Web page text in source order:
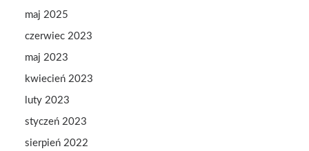
maj 2025
czerwiec 2023
maj 2023
kwiecień 2023
luty 2023
styczeń 2023
sierpień 2022